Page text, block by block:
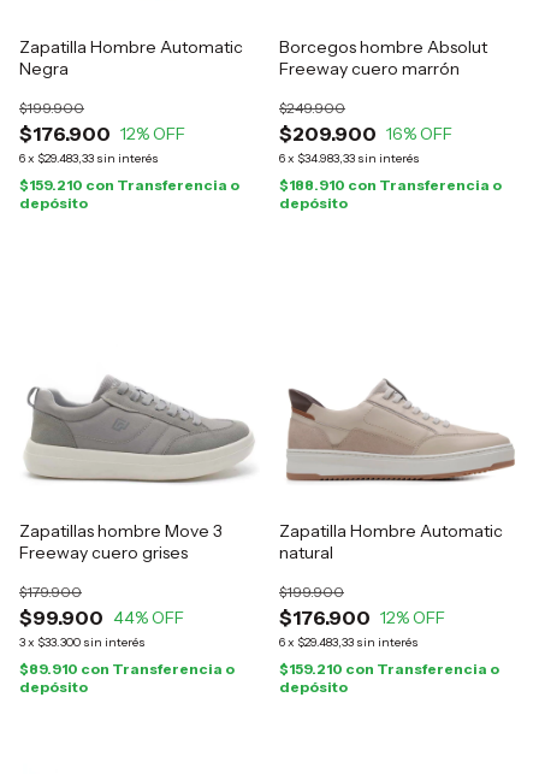
Zapatilla Hombre Automatic
Negra
$176.900
$199.900
12% OFF
6x $29.483,33 sin interés
$159.210 con Transferencia o
depósito
Borcegos hombre Absolut
Freeway cuero marrón
$209.900
$249.900
16% OFF
6x $34.983,33 sin interés
$188.910 con Transferencia o
depósito
Zapatillas hombre Move 3
Freeway cuero grises
$99.900
$179.900
44% OFF
3x $33.300 sin interés
$89.910 con Transferencia o
depósito
Zapatilla Hombre Automatic
natural
$176.900
$199.900
12% OFF
6x $29.483,33 sin interés
$159.210 con Transferencia o
depósito